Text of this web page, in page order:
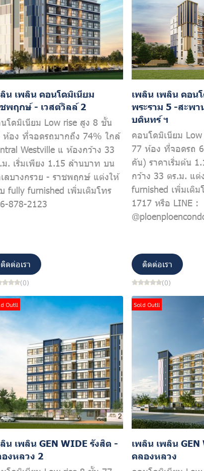
น เพลิน คอนโดมิเนียม
พฤกษ์ - เวสต์วิลล์ 2
โดมิเนียม Low rise สูง 8 ชั้น
ห้อง ที่จอดรถมากถึง 74% ใกล้
Westville แ ห้องกว้าง 33
ม. เริ่มเพียง 1.15 ล้านบาท บน
ลบางกรวย - ราชพฤกษ์ แต่งให้
fully furnished เพิ่มเติมโทร
878-2123
ติดต่อเรา
(0)
เพลิน เพลิน คอน
พระราม 5 -สะพา
บดินทร์ ฯ
คอนโดมิเนียม
77 ห้อง ที่จอดรถ
คัน) ราคาเริ่มต้น
กว้าง 33 ตร.ม. แต่
furnished เพิ่มเติ
1717 หรือ LINE :
ติดต่อเรา
(0)
Out!!
น เพลิน GEN WIDE รังสิต -
งหลวง 2
Sold Out!!
เพลิน เพลิน
คลองหลวง